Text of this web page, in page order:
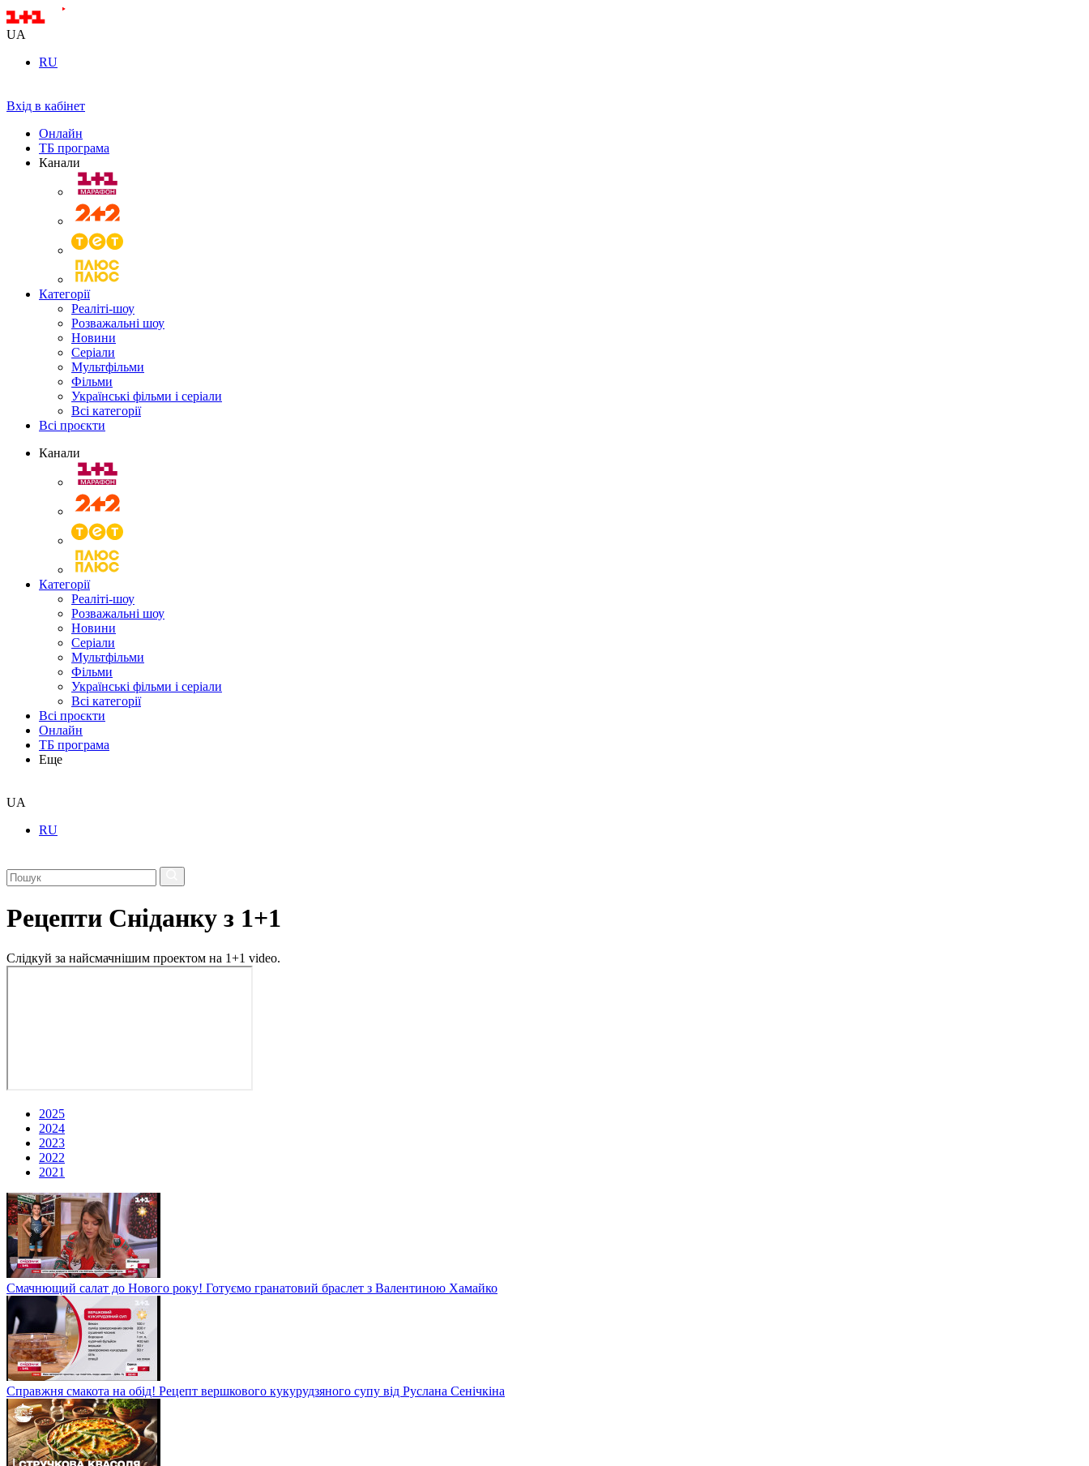
UA
RU
Вхід в кабінет
Онлайн
ТБ програма
Канали
Категорії
Реаліті-шоу
Розважальні шоу
Новини
Серіали
Мультфільми
Фільми
Українські фільми і серіали
Всі категорії
Всі проєкти
Канали
Категорії
Реаліті-шоу
Розважальні шоу
Новини
Серіали
Мультфільми
Фільми
Українські фільми і серіали
Всі категорії
Всі проєкти
Онлайн
ТБ програма
Еще
UA
RU
Рецепти Сніданку з 1+1
Слідкуй за найсмачнішим проектом на 1+1 video.
2025
2024
2023
2022
2021
Смачнющий салат до Нового року! Готуємо гранатовий браслет з Валентиною Хамайко
Справжня смакота на обід! Рецепт вершкового кукурудзяного супу від Руслана Сенічкіна